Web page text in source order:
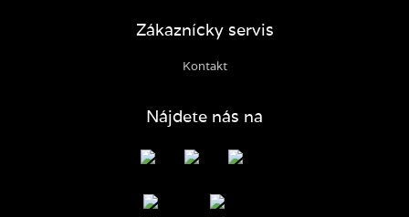
Zákaznícky servis
Kontakt
Nájdete nás na